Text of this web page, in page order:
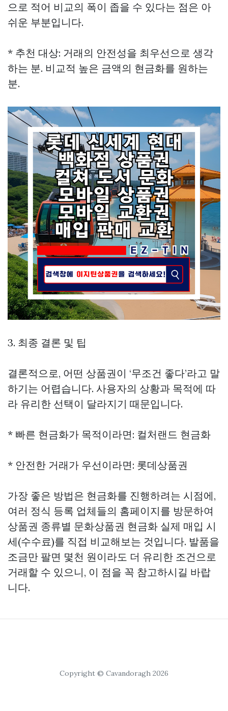
으로 적어 비교의 폭이 좁을 수 있다는 점은 아
쉬운 부분입니다.
* 추천 대상: 거래의 안전성을 최우선으로 생각
하는 분. 비교적 높은 금액의 현금화를 원하는
분.
3. 최종 결론 및 팁
결론적으로, 어떤 상품권이 ‘무조건 좋다’라고 말
하기는 어렵습니다. 사용자의 상황과 목적에 따
라 유리한 선택이 달라지기 때문입니다.
* 빠른 현금화가 목적이라면: 컬처랜드 현금화
* 안전한 거래가 우선이라면: 롯데상품권
가장 좋은 방법은 현금화를 진행하려는 시점에,
여러 정식 등록 업체들의 홈페이지를 방문하여
상품권 종류별 문화상품권 현금화 실제 매입 시
세(수수료)를 직접 비교해보는 것입니다. 발품을
조금만 팔면 몇천 원이라도 더 유리한 조건으로
거래할 수 있으니, 이 점을 꼭 참고하시길 바랍
니다.
Copyright © Cavandoragh 2026